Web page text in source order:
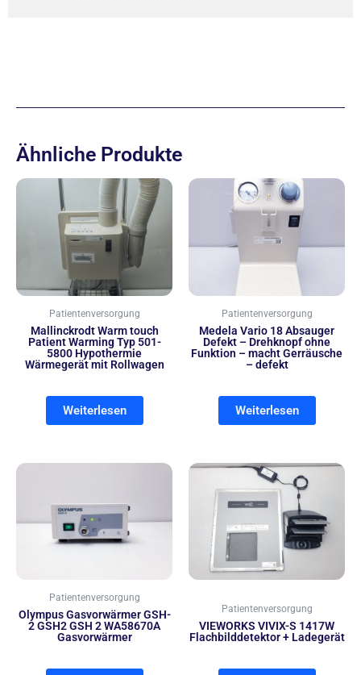
Ähnliche Produkte
Patientenversorgung
Mallinckrodt Warm touch
Patient Warming Typ 501-
5800 Hypothermie
Wärmegerät mit Rollwagen
Weiterlesen
Patientenversorgung
Medela Vario 18 Absauger
Defekt – Drehknopf ohne
Funktion – macht Gerräusche
– defekt
Weiterlesen
Patientenversorgung
Olympus Gasvorwärmer GSH-
2 GSH2 GSH 2 WA58670A
Gasvorwärmer
Patientenversorgung
VIEWORKS VIVIX-S 1417W
Flachbilddetektor + Ladegerät